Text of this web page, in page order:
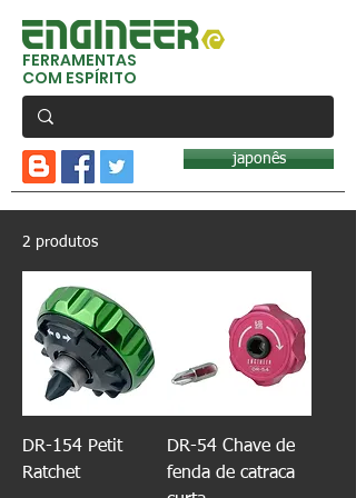
FERRAMENTAS
COM ESPÍRITO
japonês
2 produtos
DR-154 Petit
Ratchet
DR-54 Chave de
fenda de catraca